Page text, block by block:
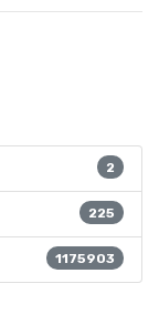
2
225
1175903